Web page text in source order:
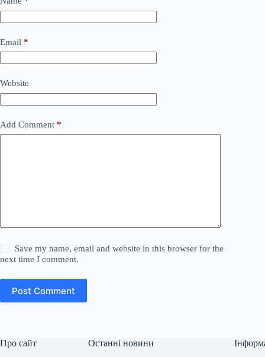
Email *
Website
Add Comment *
Save my name, email and website in this browser for the
next time I comment.
Post Comment
Про сайт Останні новини